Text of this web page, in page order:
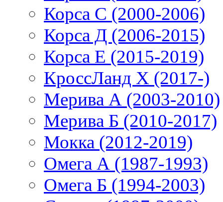
Корса С (2000-2006)
Корса Д (2006-2015)
Корса E (2015-2019)
КроссЛанд X (2017-)
Мерива А (2003-2010)
Мерива Б (2010-2017)
Мокка (2012-2019)
Омега А (1987-1993)
Омега Б (1994-2003)